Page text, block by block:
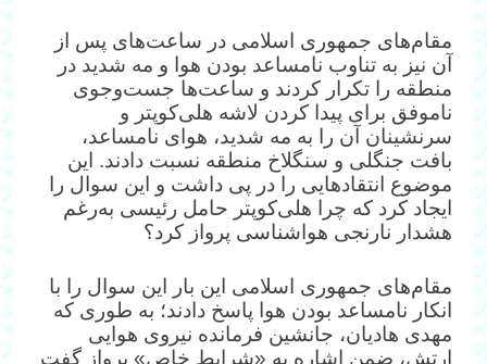
مقام‌های جمهوری اسلامی در ساعت‌های پس از
آن نیز به تناوب نامساعد بودن هوا و مه شدید در
منطقه را تکرار کردند و ساعت‌ها جست‌وجوی
ناموفق برای پیدا کردن لاشه هلی‌کوپتر و
سرنشینان آن را به مه شدید، هوای نامساعد،
بافت جنگلی و سنگلاخ منطقه نسبت دادند. این
موضوع انتقادهایی را در پی داشت و این سوال را
ایجاد کرد که چرا هلی‌کوپتر حامل رئیسی به‌رغم
هشدار نارنجی هواشناسی پرواز کرد؟
مقام‌های جمهوری اسلامی این بار این سوال را با
انکار نامساعد بودن هوا پاسخ دادند؛ به‌ طوری‌ که
مهدی هادیان، جانشین فرمانده نیروی هوایی
ارتش، ضمن اشاره به «شرایط خاص» پرواز گفت